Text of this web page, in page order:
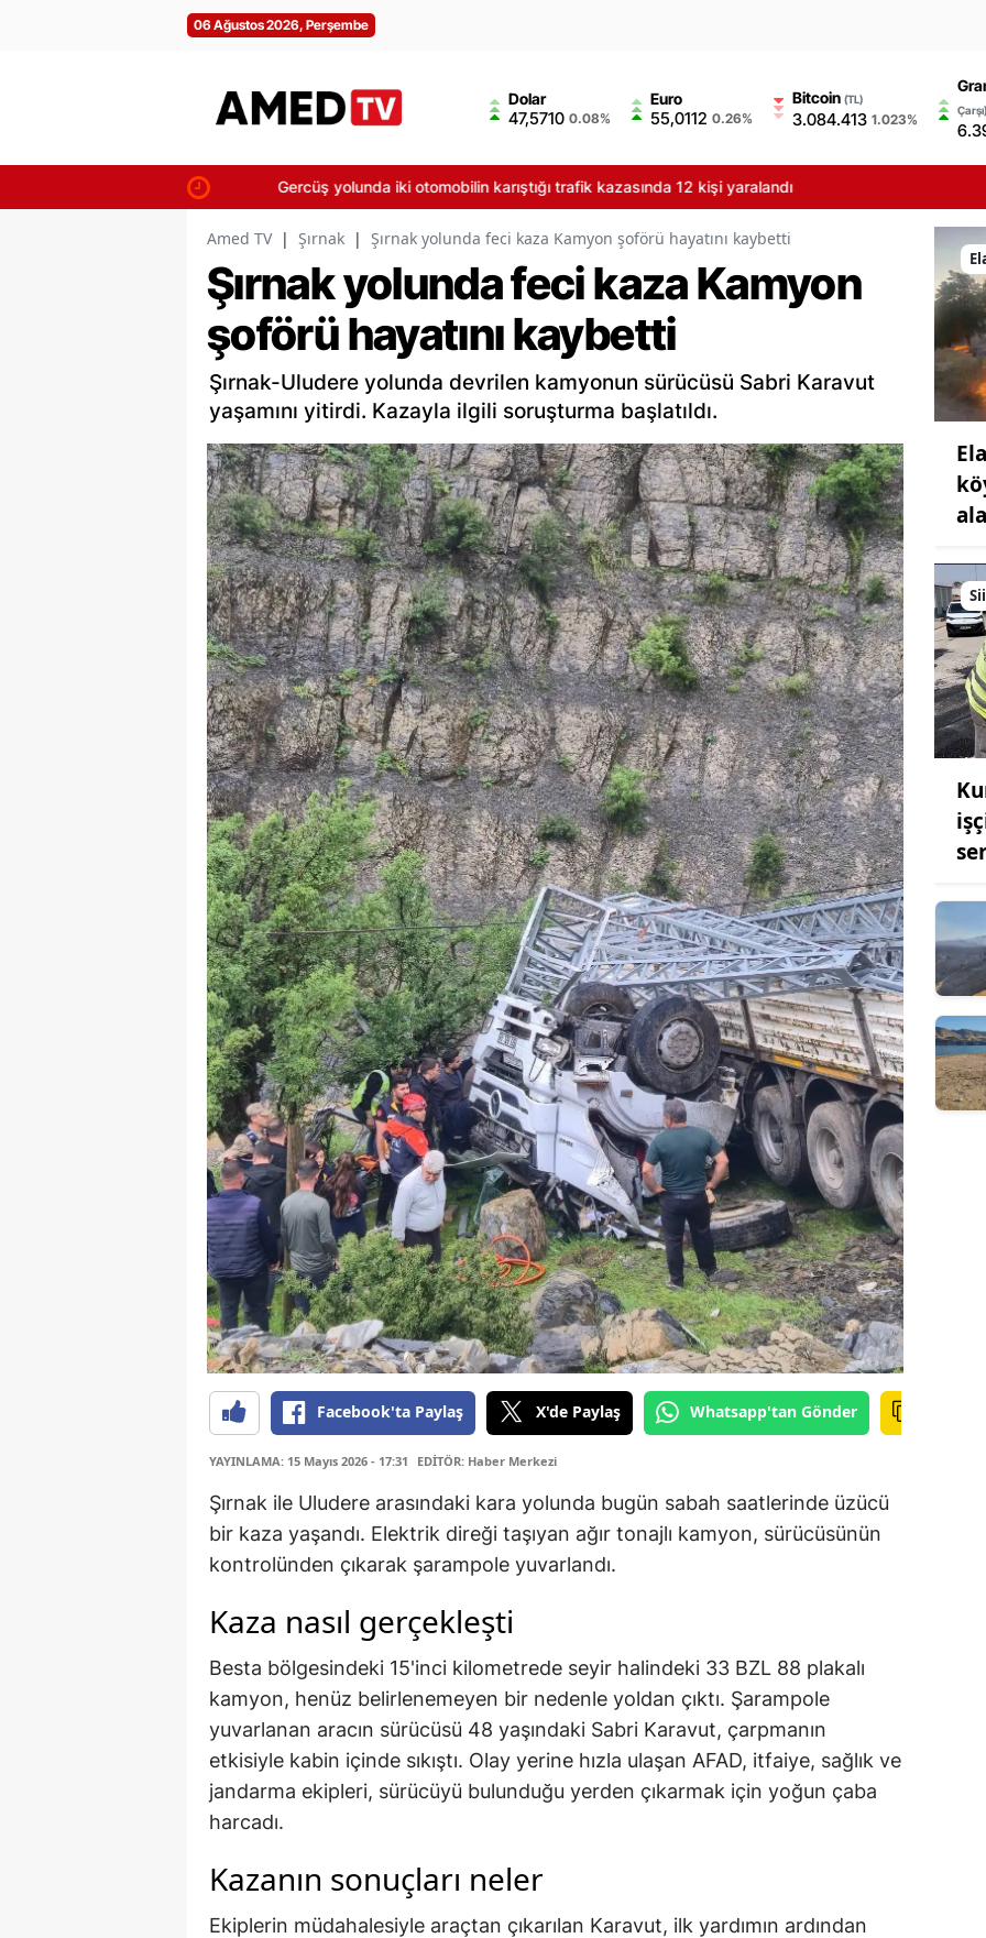
06 Ağustos 2026, Perşembe
Dolar
47,5710 0.08%
Euro
55,0112 0.26%
Bitcoin(TL)
3.084.413 1.023%
Çarşı)
Gercüş yolunda iki otomobilin karıştığı trafik kazasında 12 kişi yaralandı
Amed TV | Şırnak | Şırnak yolunda feci kaza Kamyon şoförü hayatını kaybetti
Şırnak yolunda feci kaza Kamyon
şoförü hayatını kaybetti
Şırnak-Uludere yolunda devrilen kamyonun sürücüsü Sabri Karavut
yaşamını yitirdi. Kazayla ilgili soruşturma başlatıldı.
Facebook'ta Paylaş X'de Paylaş Whatsapp'tan Gönder
YAYINLAMA: 15 Mayıs 2026 - 17:31 EDİTÖR: Haber Merkezi
Şırnak ile Uludere arasındaki kara yolunda bugün sabah saatlerinde üzücü
bir kaza yaşandı. Elektrik direği taşıyan ağır tonajlı kamyon, sürücüsünün
kontrolünden çıkarak şarampole yuvarlandı.
Kaza nasıl gerçekleşti
Besta bölgesindeki 15'inci kilometrede seyir halindeki 33 BZL 88 plakalı
kamyon, henüz belirlenemeyen bir nedenle yoldan çıktı. Şarampole
yuvarlanan aracın sürücüsü 48 yaşındaki Sabri Karavut, çarpmanın
etkisiyle kabin içinde sıkıştı. Olay yerine hızla ulaşan AFAD, itfaiye, sağlık ve
jandarma ekipleri, sürücüyü bulunduğu yerden çıkarmak için yoğun çaba
harcadı.
Kazanın sonuçları neler
Ekiplerin müdahalesiyle araçtan çıkarılan Karavut, ilk yardımın ardından